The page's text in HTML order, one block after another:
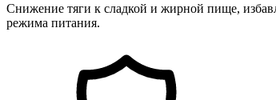
Снижение тяги к сладкой и жирной пище,
режима питания.